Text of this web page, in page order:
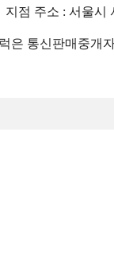
점 주소 : 서울
통신판매중